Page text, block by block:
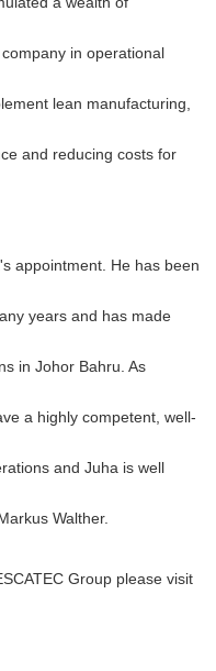
in operational
lean manufacturing,
and reducing costs for
appointment. He has been
years and has made
in Johor Bahru. As
a highly competent, well-
and Juha is well
Walther.
Group please visit